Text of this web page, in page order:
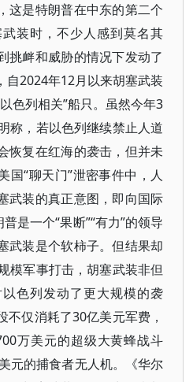
这是特朗普在中东的第二个
装时，不少人感到莫名其
挑衅和威胁的情况下发动了
自2024年12月以来胡塞武装
色列相关”船只。虽然今年3
称，若以色列继续禁止人道
恢复在红海的袭击，但并未
国“聊天门”泄密事件中，人
武装的真正意图，即向国际
是一个“果断”“有力”的领导
武装是个软柿子。但结果却
模军事打击，胡塞武装非但
色列发动了更大规模的袭
仅消耗了30亿美元军费，
万美元的超级大黄蜂战斗
元的捕食者无人机。《华尔